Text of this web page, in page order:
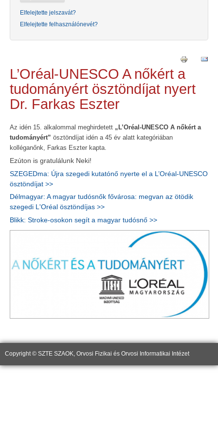
Elfelejtette jelszavát?
Elfelejtette felhasználónevét?
L’Oréal-UNESCO A nőkért a
tudományért ösztöndíjat nyert
Dr. Farkas Eszter
Az idén 15. alkalommal meghirdetett „L’Oréal-UNESCO A nőkért a
tudományért” ösztöndíjat idén a 45 év alatt kategóriában
kolléganőnk, Farkas Eszter kapta.
Ezúton is gratulálunk Neki!
SZEGEDma: Újra szegedi kutatónő nyerte el a L’Oréal-UNESCO
ösztöndíjat >>
Délmagyar: A magyar tudósnők fővárosa: megvan az ötödik
szegedi L'Oréal ösztöndíjas >>
Blikk: Stroke-osokon segít a magyar tudósnő >>
Copyright © SZTE SZAOK, Orvosi Fizikai és Orvosi Informatikai Intézet